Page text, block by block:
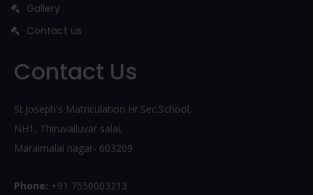
Gallery
Contact us
Contact Us
St.Joseph's Matriculation Hr.Sec.School,
NH1, Thiruvalluvar salai,
Maraimalai nagar- 603209
Phone: +91 7550003213